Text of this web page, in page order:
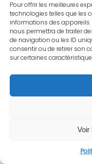
Pour offrir les meilleures
technologies telles que les
informations des appareils.
nous permettra de traiter
de navigation ou les ID
consentir ou de retirer son
sur certaines
Voir